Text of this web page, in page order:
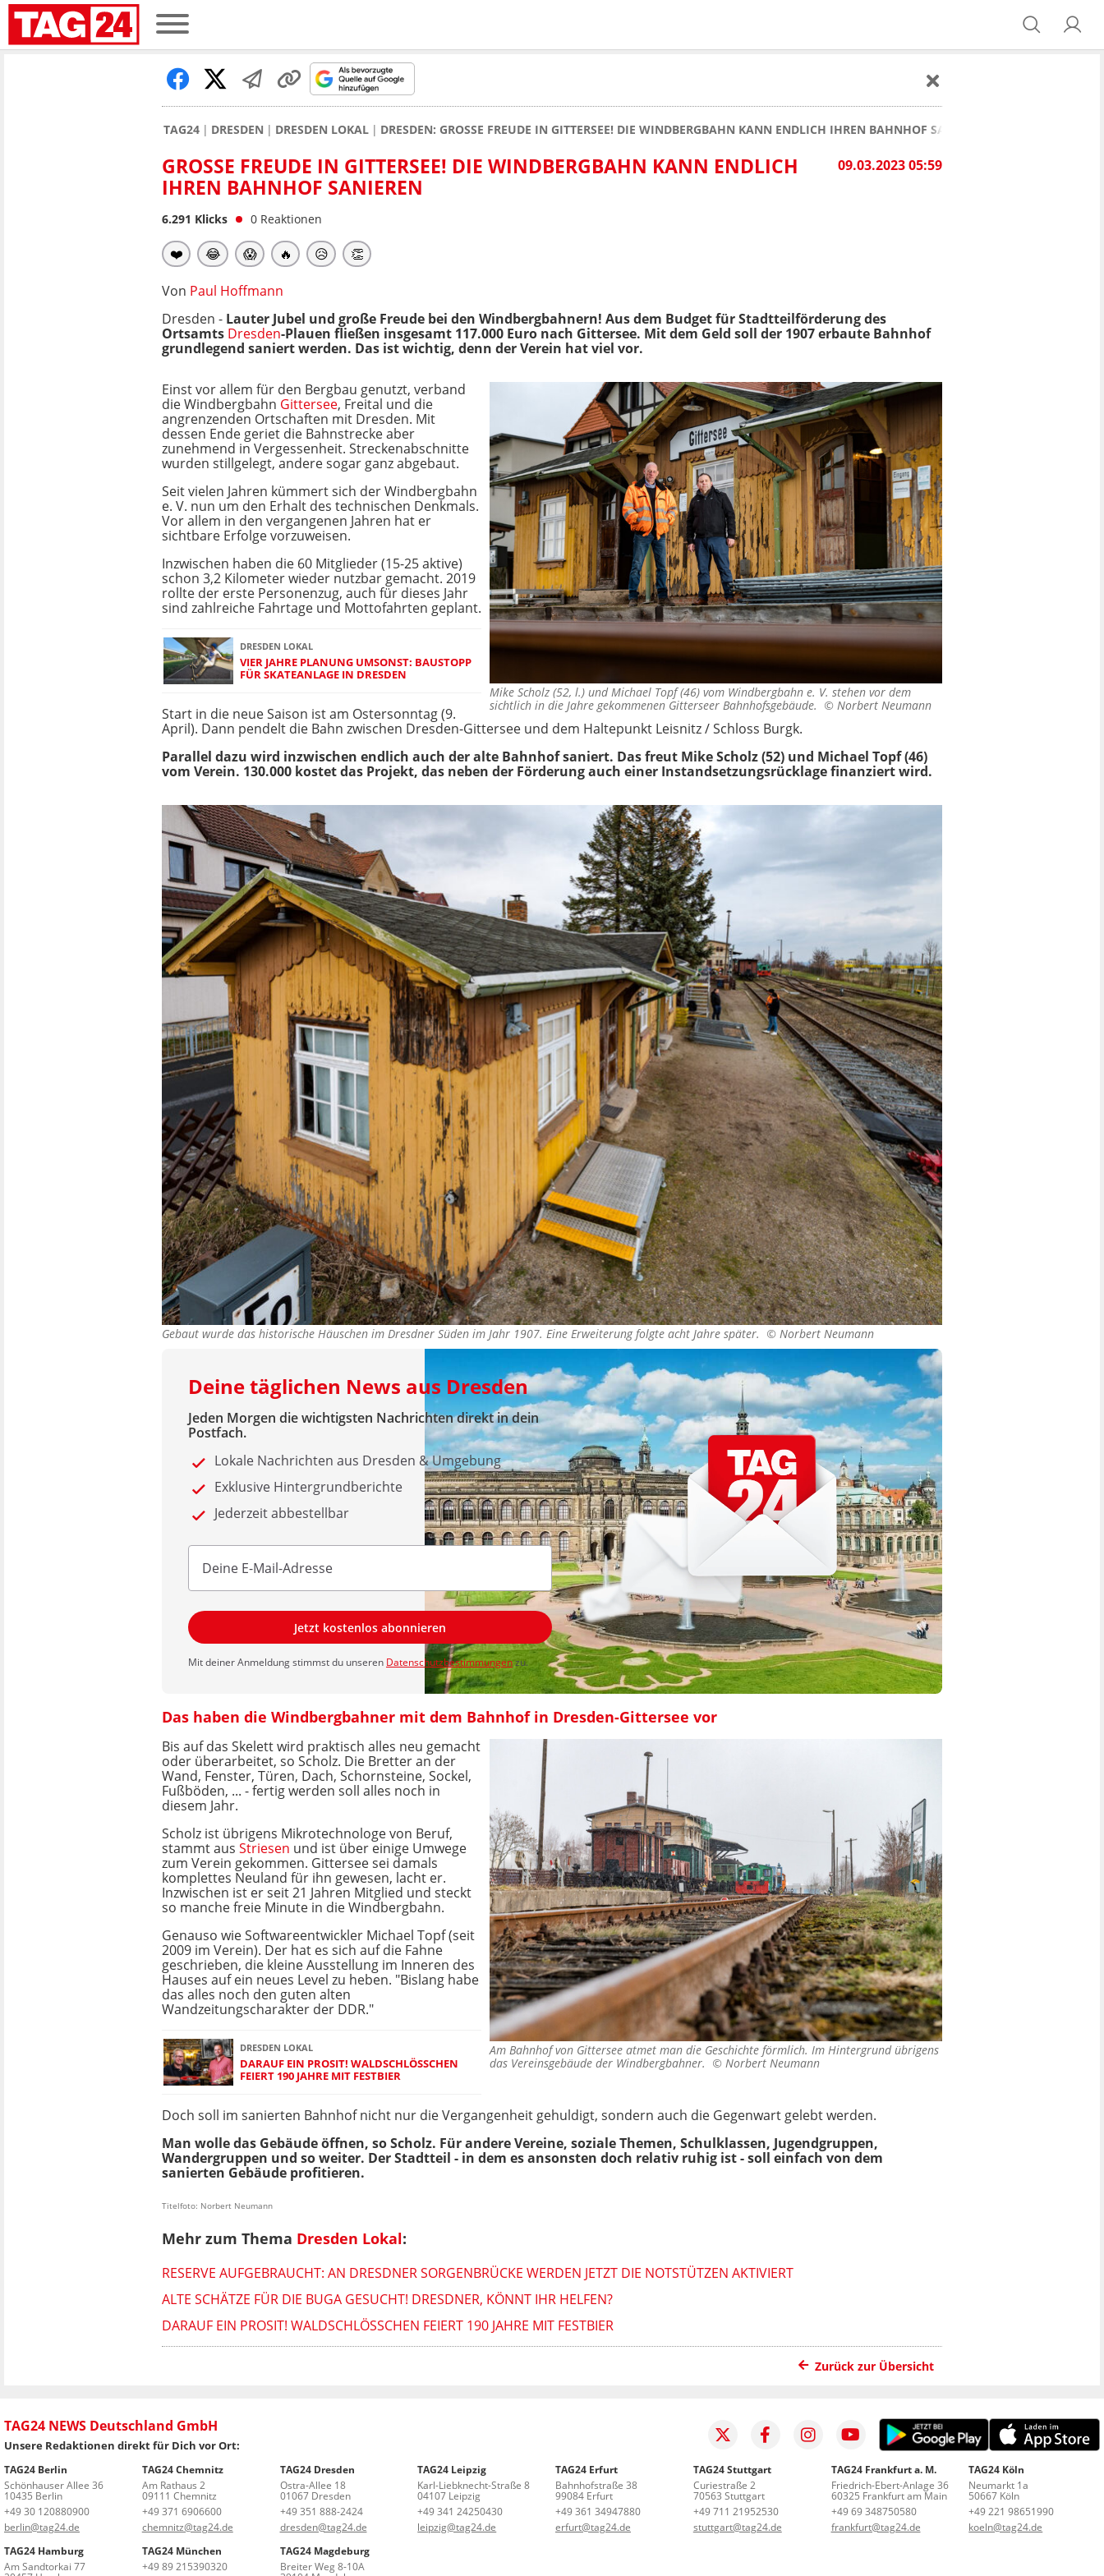
TAG24 DRESDEN DRESDEN LOKAL DRESDEN: GROSSE FREUDE IN GITTERSEE! DIE WINDBERGBAHN KANN ENDLICH IHREN BAHNHOF SANIEREN
09.03.2023 05:59
GROSSE FREUDE IN GITTERSEE! DIE WINDBERGBAHN KANN ENDLICH I
HREN BAHNHOF SANIEREN
6.291 Klicks 0 Reaktionen
❤️ 😂 😱 🔥 😥 👏
Von Paul Hoffmann
Dresden - Lauter Jubel und große Freude bei den Windbergbahnern! Aus dem Budget für Stadtteilförderung des
Ortsamts Dresden-Plauen fließen insgesamt 117.000 Euro nach Gittersee. Mit dem Geld soll der 1907 erbaute Bahnhof
grundlegend saniert werden. Das ist wichtig, denn der Verein hat viel vor.
Mike Scholz (52, l.) und Michael Topf (46) vom Windbergbahn e. V. stehen vor dem
sichtlich in die Jahre gekommenen Gitterseer Bahnhofsgebäude. © Norbert Neumann
Einst vor allem für den Bergbau genutzt, verband
die Windbergbahn Gittersee, Freital und die
angrenzenden Ortschaften mit Dresden. Mit
dessen Ende geriet die Bahnstrecke aber
zunehmend in Vergessenheit. Streckenabschnitte
wurden stillgelegt, andere sogar ganz abgebaut.
Seit vielen Jahren kümmert sich der Windbergbahn
e. V. nun um den Erhalt des technischen Denkmals.
Vor allem in den vergangenen Jahren hat er
sichtbare Erfolge vorzuweisen.
Inzwischen haben die 60 Mitglieder (15-25 aktive)
schon 3,2 Kilometer wieder nutzbar gemacht. 2019
rollte der erste Personenzug, auch für dieses Jahr
sind zahlreiche Fahrtage und Mottofahrten geplant.
DRESDEN LOKAL
VIER JAHRE PLANUNG UMSONST: BAUSTOPP
FÜR SKATEANLAGE IN DRESDEN
Start in die neue Saison ist am Ostersonntag (9.
April). Dann pendelt die Bahn zwischen Dresden-Gittersee und dem Haltepunkt Leisnitz / Schloss Burgk.
Parallel dazu wird inzwischen endlich auch der alte Bahnhof saniert. Das freut Mike Scholz (52) und Michael Topf (46)
vom Verein. 130.000 kostet das Projekt, das neben der Förderung auch einer Instandsetzungsrücklage finanziert wird.
Gebaut wurde das historische Häuschen im Dresdner Süden im Jahr 1907. Eine Erweiterung folgte acht Jahre später. © Norbert Neumann
Deine täglichen News aus Dresden
Jeden Morgen die wichtigsten Nachrichten direkt in dein
Postfach.
Lokale Nachrichten aus Dresden & Umgebung
Exklusive Hintergrundberichte
Jederzeit abbestellbar
Jetzt kostenlos abonnieren
Mit deiner Anmeldung stimmst du unseren Datenschutzbestimmungenzu.
Das haben die Windbergbahner mit dem Bahnhof in Dresden-Gittersee vor
Am Bahnhof von Gittersee atmet man die Geschichte förmlich. Im Hintergrund übrigens
das Vereinsgebäude der Windbergbahner. © Norbert Neumann
Bis auf das Skelett wird praktisch alles neu gemacht
oder überarbeitet, so Scholz. Die Bretter an der
Wand, Fenster, Türen, Dach, Schornsteine, Sockel,
Fußböden, ... - fertig werden soll alles noch in
diesem Jahr.
Scholz ist übrigens Mikrotechnologe von Beruf,
stammt aus Striesen und ist über einige Umwege
zum Verein gekommen. Gittersee sei damals
komplettes Neuland für ihn gewesen, lacht er.
Inzwischen ist er seit 21 Jahren Mitglied und steckt
so manche freie Minute in die Windbergbahn.
Genauso wie Softwareentwickler Michael Topf (seit
2009 im Verein). Der hat es sich auf die Fahne
geschrieben, die kleine Ausstellung im Inneren des
Hauses auf ein neues Level zu heben. "Bislang habe
das alles noch den guten alten
Wandzeitungscharakter der DDR."
DRESDEN LOKAL
DARAUF EIN PROSIT! WALDSCHLÖSSCHEN
FEIERT 190 JAHRE MIT FESTBIER
Doch soll im sanierten Bahnhof nicht nur die Vergangenheit gehuldigt, sondern auch die Gegenwart gelebt werden.
Man wolle das Gebäude öffnen, so Scholz. Für andere Vereine, soziale Themen, Schulklassen, Jugendgruppen,
Wandergruppen und so weiter. Der Stadtteil - in dem es ansonsten doch relativ ruhig ist - soll einfach von dem
sanierten Gebäude profitieren.
Titelfoto: Norbert Neumann
Mehr zum Thema Dresden Lokal:
RESERVE AUFGEBRAUCHT: AN DRESDNER SORGENBRÜCKE WERDEN JETZT DIE NOTSTÜTZEN AKTIVIERT
ALTE SCHÄTZE FÜR DIE BUGA GESUCHT! DRESDNER, KÖNNT IHR HELFEN?
DARAUF EIN PROSIT! WALDSCHLÖSSCHEN FEIERT 190 JAHRE MIT FESTBIER
Zurück zur Übersicht
TAG24 NEWS Deutschland GmbH
Unsere Redaktionen direkt für Dich vor Ort:
TAG24 Berlin
Schönhauser Allee 36
10435 Berlin
+49 30 120880900
berlin@tag24.de
TAG24 Chemnitz
Am Rathaus 2
09111 Chemnitz
+49 371 6906600
chemnitz@tag24.de
TAG24 Dresden
Ostra-Allee 18
01067 Dresden
+49 351 888-2424
dresden@tag24.de
TAG24 Leipzig
Karl-Liebknecht-Straße 8
04107 Leipzig
+49 341 24250430
leipzig@tag24.de
TAG24 Erfurt
Bahnhofstraße 38
99084 Erfurt
+49 361 34947880
erfurt@tag24.de
TAG24 Stuttgart
Curiestraße 2
70563 Stuttgart
+49 711 21952530
stuttgart@tag24.de
TAG24 Frankfurt a. M.
Friedrich-Ebert-Anlage 36
60325 Frankfurt am Main
+49 69 348750580
frankfurt@tag24.de
TAG24 Köln
Neumarkt 1a
50667 Köln
+49 221 98651990
koeln@tag24.de
TAG24 Hamburg
Am Sandtorkai 77
TAG24 München
+49 89 215390320
TAG24 Magdeburg
Breiter Weg 8-10A